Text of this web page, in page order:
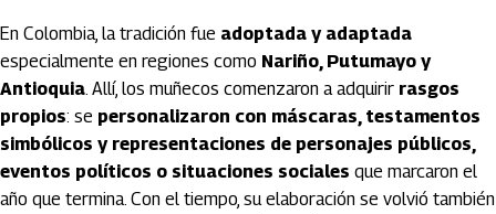
En Colombia, la tradición fue adoptada y adaptada
especialmente en regiones como Nariño, Putumayo y
Antioquia. Allí, los muñecos comenzaron a adquirir rasgos
propios: se personalizaron con máscaras, testamentos
simbólicos y representaciones de personajes públicos,
eventos políticos o situaciones sociales que marcaron el
año que termina. Con el tiempo, su elaboración se volvió también